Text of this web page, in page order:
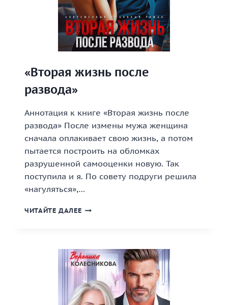
«Вторая жизнь после
развода»
Аннотация к книге «Вторая жизнь после
развода» После измены мужа женщина
сначала оплакивает свою жизнь, а потом
пытается построить на обломках
разрушенной самооценки новую. Так
поступила и я. По совету подруги решила
«нагуляться»,…
ЧИТАЙТЕ ДАЛЕЕ «ВТОРАЯ